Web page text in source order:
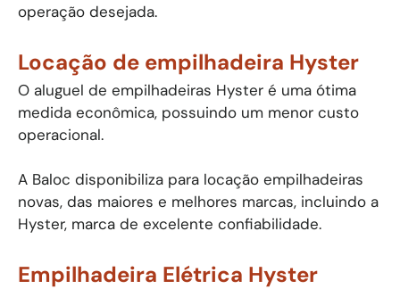
operação desejada.
Locação de empilhadeira Hyster
O aluguel de empilhadeiras Hyster é uma ótima
medida econômica, possuindo um menor custo
operacional.
A Baloc disponibiliza para locação empilhadeiras
novas, das maiores e melhores marcas, incluindo a
Hyster, marca de excelente confiabilidade.
Empilhadeira Elétrica Hyster